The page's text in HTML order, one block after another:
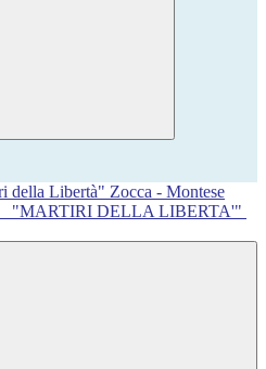
"MARTIRI DELLA LIBERTA'"